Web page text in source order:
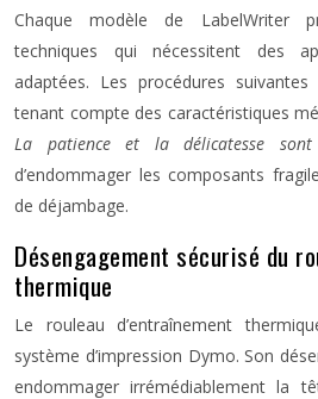
Chaque modèle de LabelWriter
techniques qui nécessitent des
adaptées. Les procédures
tenant compte des caractéristiques
La patience et la délicatesse sont
d’endommager les composants
de déjambage.
Désengagement sécurisé du
thermique
Le rouleau d’entraînement
système d’impression Dymo. Son
endommager irrémédiablement la